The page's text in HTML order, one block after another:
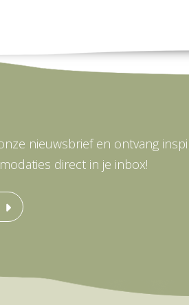
nieuwsbrief en ontvang
direct in je inbox!